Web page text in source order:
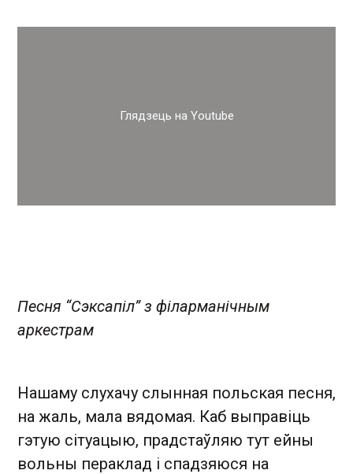
Глядзець на Youtube
Песня “Сэксапіл” з філарманічным
аркестрам
Нашаму слухачу слынная польская песня,
на жаль, мала вядомая. Каб выправіць
гэтую сітуацыю, прадстаўляю тут ейны
вольны пераклад і спадзяюся на